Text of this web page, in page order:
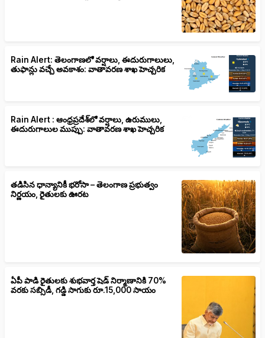
Rain Alert: తెలంగాణలో వర్షాలు, ఈదురుగాలులు,
తుఫాన్లు వచ్చే అవకాశం: వాతావరణ శాఖ హెచ్చరిక
Rain Alert : ఆంధ్రప్రదేశ్‌లో వర్షాలు, ఉరుములు,
ఈదురుగాలుల ముప్పు: వాతావరణ శాఖ హెచ్చరిక
తడిసిన ధాన్యానికీ భరోసా – తెలంగాణ ప్రభుత్వం
నిర్ణయం, రైతులకు ఊరట
ఏపీ పాడి రైతులకు శుభవార్త షెడ్ నిర్మాణానికి 70%
వరకు సబ్సిడీ, గడ్డి సాగుకు రూ.15,000 సాయం